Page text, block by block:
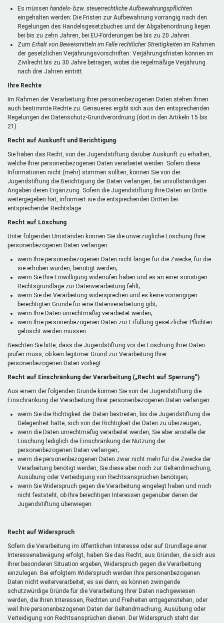
Es müssen handels- bzw. steuerrechtliche Aufbewahrungspflichten
eingehalten werden: Die Fristen zur Aufbewahrung vorrangig nach den
Regelungen des Handelsgesetzbuches und der Abgabenordnung liegen
bei bis zu zehn Jahren, bei EU-Förderungen bei bis zu 20 Jahren.
Zum Erhalt von Beweismitteln im Falle rechtlicher Streitigkeiten im Rahmen
der gesetzlichen Verjährungsvorschriften: Verjährungsfristen können im
Zivilrecht bis zu 30 Jahre betragen, wobei die regelmäßige Verjährung
nach drei Jahren eintritt.
Ihre Rechte
Im Rahmen der Verarbeitung Ihrer personenbezogenen Daten stehen Ihnen
auch bestimmte Rechte zu. Genaueres ergibt sich aus den entsprechenden
Regelungen der Datenschutz-Grundverordnung (dort in den Artikeln 15 bis
21).
Recht auf Auskunft und Berichtigung
Sie haben das Recht, von der Jugendstiftung darüber Auskunft zu erhalten,
welche Ihrer personenbezogenen Daten verarbeitet werden. Sofern diese
Informationen nicht (mehr) stimmen sollten, können Sie von der
Jugendstiftung die Berichtigung der Daten verlangen, bei unvollständigen
Angaben deren Ergänzung. Sofern die Jugendstiftung Ihre Daten an Dritte
weitergegeben hat, informiert sie die entsprechenden Dritten bei
entsprechender Rechtslage.
Recht auf Löschung
Unter folgenden Umständen können Sie die unverzügliche Löschung Ihrer
personenbezogenen Daten verlangen:
wenn Ihre personenbezogenen Daten nicht länger für die Zwecke, für die
sie erhoben wurden, benötigt werden;
wenn Sie Ihre Einwilligung widerrufen haben und es an einer sonstigen
Rechtsgrundlage zur Datenverarbeitung fehlt;
wenn Sie der Verarbeitung widersprechen und es keine vorrangigen
berechtigten Gründe für eine Datenverarbeitung gibt;
wenn Ihre Daten unrechtmäßig verarbeitet werden;
wenn Ihre personenbezogenen Daten zur Erfüllung gesetzlicher Pflichten
gelöscht werden müssen.
Beachten Sie bitte, dass die Jugendstiftung vor der Löschung Ihrer Daten
prüfen muss, ob kein legitimer Grund zur Verarbeitung Ihrer
personenbezogenen Daten vorliegt.
Recht auf Einschränkung der Verarbeitung („Recht auf Sperrung“)
Aus einem der folgenden Gründe können Sie von der Jugendstiftung die
Einschränkung der Verarbeitung Ihrer personenbezogenen Daten verlangen:
wenn Sie die Richtigkeit der Daten bestreiten, bis die Jugendstiftung die
Gelegenheit hatte, sich von der Richtigkeit der Daten zu überzeugen;
wenn die Daten unrechtmäßig verarbeitet werden, Sie aber anstelle der
Löschung lediglich die Einschränkung der Nutzung der
personenbezogenen Daten verlangen;
wenn die personenbezogenen Daten zwar nicht mehr für die Zwecke der
Verarbeitung benötigt werden, Sie diese aber noch zur Geltendmachung,
Ausübung oder Verteidigung von Rechtsansprüchen benötigen;
wenn Sie Widerspruch gegen die Verarbeitung eingelegt haben und noch
nicht feststeht, ob Ihre berechtigen Interessen gegenüber denen der
Jugendstiftung überwiegen.
Recht auf Widerspruch
Sofern die Verarbeitung im öffentlichen Interesse oder auf Grundlage einer
Interessenabwägung erfolgt, haben Sie das Recht, aus Gründen, die sich aus
Ihrer besonderen Situation ergeben, Widerspruch gegen die Verarbeitung
einzulegen. Bei erfolgtem Widerspruch werden Ihre personenbezogenen
Daten nicht weiterverarbeitet, es sei denn, es können zwingende
schutzwürdige Gründe für die Verarbeitung Ihrer Daten nachgewiesen
werden, die Ihren Interessen, Rechten und Freiheiten entgegenstehen, oder
weil Ihre personenbezogenen Daten der Geltendmachung, Ausübung oder
Verteidigung von Rechtsansprüchen dienen. Der Widerspruch steht der